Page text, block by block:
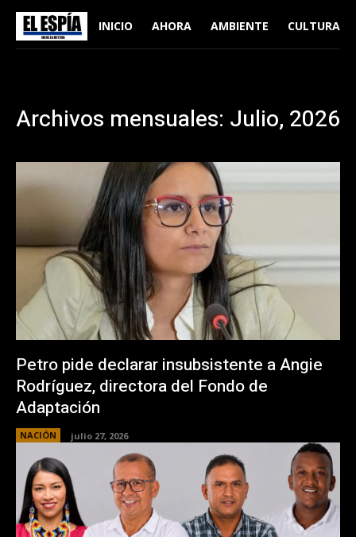
INICIO AHORA AMBIENTE CULTURA
Archivos mensuales: Julio, 2026
Petro pide declarar insubsistente a Angie
Rodríguez, directora del Fondo de
Adaptación
NACIÓN julio 27, 2026